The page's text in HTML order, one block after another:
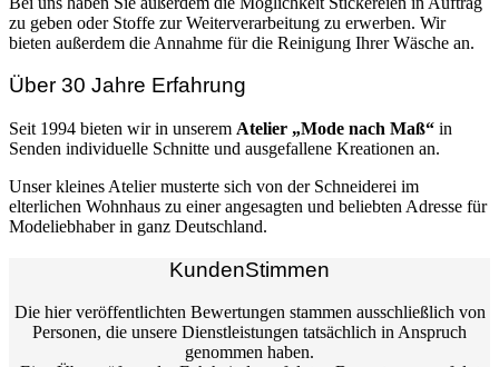
zu geben oder Stoffe zur Weiterverarbeitung zu erwerben. Wir
bieten außerdem die Annahme für die Reinigung Ihrer Wäsche an.
Über 30 Jahre Erfahrung
Seit 1994 bieten wir in unserem Atelier „Mode nach Maß“ in
Senden individuelle Schnitte und ausgefallene Kreationen an.
Unser kleines Atelier musterte sich von der Schneiderei im
elterlichen Wohnhaus zu einer angesagten und beliebten Adresse für
Modeliebhaber in ganz Deutschland.
KundenStimmen
Die hier veröffentlichten Bewertungen stammen ausschließlich von
Personen, die unsere Dienstleistungen tatsächlich in Anspruch
genommen haben.